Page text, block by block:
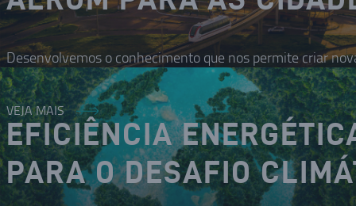
Desenvolvemos o conhecimento que nos permite criar
VEJA MAIS
EFICIÊNCIA
PARA O DESAFIO